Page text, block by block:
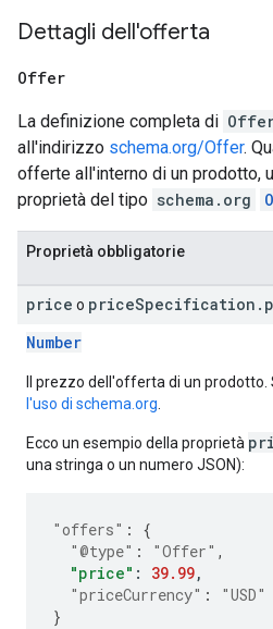
Dettagli dell'offerta
Offer
La definizione completa di
all'indirizzo schema.org/Offer.
offerte all'interno di un prodotto,
proprietà del tipo schema.org
Proprietà obbligatorie
price o priceSpecification .
Number
Il prezzo dell'offerta di un prodotto.
l'uso di schema.org.
Ecco un esempio della proprietà
una stringa o un numero JSON):
"offers" :
{
"@type" : "Offer" ,
"price" : 39.99,
"priceCurrency" :
"USD"
}